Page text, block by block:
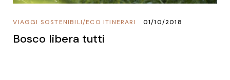
ECO ITINERARI
/
VIAGGI SOSTENIBILI 01/10/2018
Bosco libera tutti